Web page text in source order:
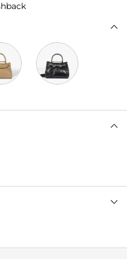
com seu shape mini.
pela corrente e metal